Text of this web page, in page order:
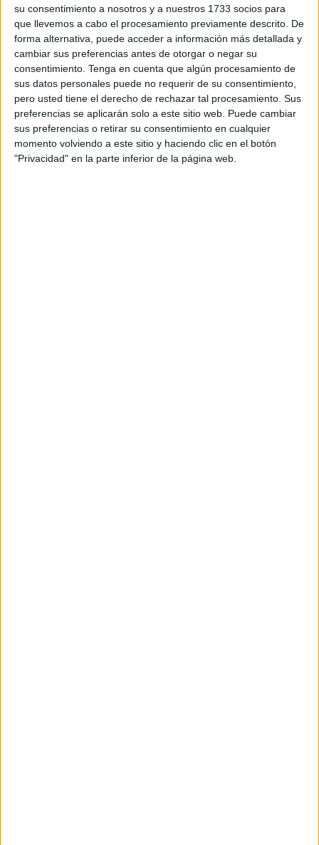
su consentimiento a nosotros y a nuestros 1733 socios para
que llevemos a cabo el procesamiento previamente descrito. De
forma alternativa, puede acceder a información más detallada y
cambiar sus preferencias antes de otorgar o negar su
consentimiento. Tenga en cuenta que algún procesamiento de
sus datos personales puede no requerir de su consentimiento,
pero usted tiene el derecho de rechazar tal procesamiento. Sus
preferencias se aplicarán solo a este sitio web. Puede cambiar
sus preferencias o retirar su consentimiento en cualquier
momento volviendo a este sitio y haciendo clic en el botón
"Privacidad" en la parte inferior de la página web.
DESCARGAR EN PDF